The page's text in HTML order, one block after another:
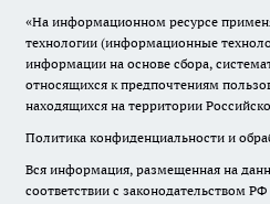
«На информационном ресурсе
технологии (информационные
информации на основе сбора,
относящихся к предпочтениям
находящихся на территории
Политика конфиденциальности и
Вся информация, размещенная на
соответствии с законодательством